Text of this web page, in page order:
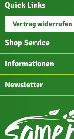
Quick Links
Vertrag widerrufen
Shop Service
Informationen
Newsletter